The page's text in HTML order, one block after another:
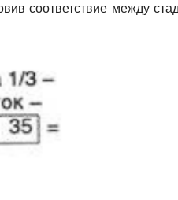
соответствие между